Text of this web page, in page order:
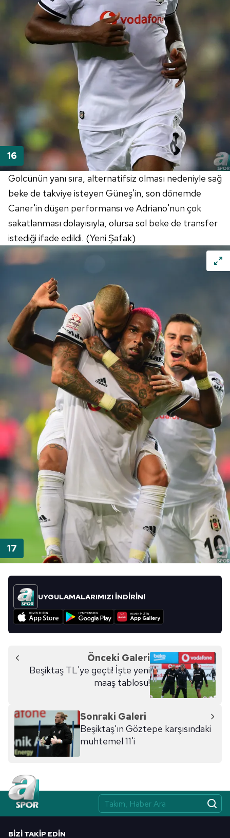
Golcünün yanı sıra, alternatifsiz olması nedeniyle sağ
beke de takviye isteyen Güneş'in, son dönemde
Caner'in düşen performansı ve Adriano'nun çok
sakatlanması dolayısıyla, olursa sol beke de transfer
istediği ifade edildi. (Yeni Şafak)
UYGULAMALARIMIZI İNDİRİN!
Önceki Galeri
Beşiktaş TL'ye geçti! İşte yeni
maaş tablosu!
Sonraki Galeri
Beşiktaş'ın Göztepe karşısındaki
muhtemel 11'i
BIZI TAKIP EDIN